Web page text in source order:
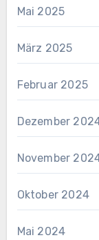
Mai 2025
März 2025
Februar 2025
Dezember
November
Oktober 2024
Mai 2024